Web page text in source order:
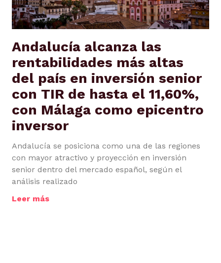
Andalucía alcanza las
rentabilidades más altas
del país en inversión senior
con TIR de hasta el 11,60%,
con Málaga como epicentro
inversor
Andalucía se posiciona como una de las regiones
con mayor atractivo y proyección en inversión
senior dentro del mercado español, según el
análisis realizado
Leer más